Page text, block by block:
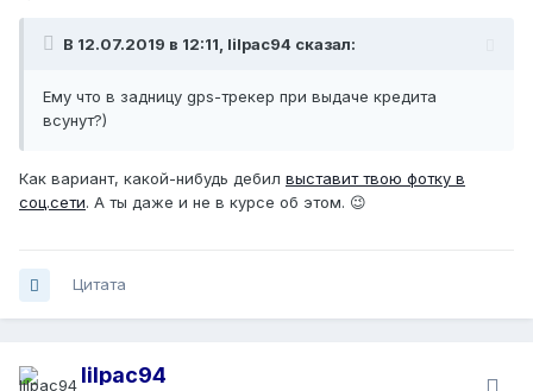
В 12.07.2019 в 12:11, lilpac94 сказал:
Ему что в задницу gps-трекер при выдаче кредита
всунут?)
Как вариант, какой-нибудь дебил выставит твою фотку в
соц.сети. А ты даже и не в курсе об этом. 😉
Цитата
lilpac94